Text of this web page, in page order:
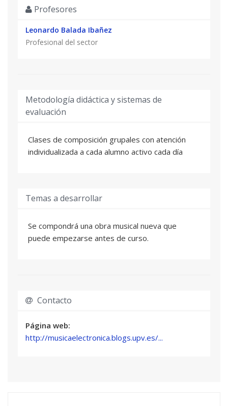
Profesores
Leonardo Balada Ibañez
Profesional del sector
Metodología didáctica y sistemas de
evaluación
Clases de composición grupales con atención
individualizada a cada alumno activo cada día
Temas a desarrollar
Se compondrá una obra musical nueva que
puede empezarse antes de curso.
Contacto
Página web:
http://musicaelectronica.blogs.upv.es/...